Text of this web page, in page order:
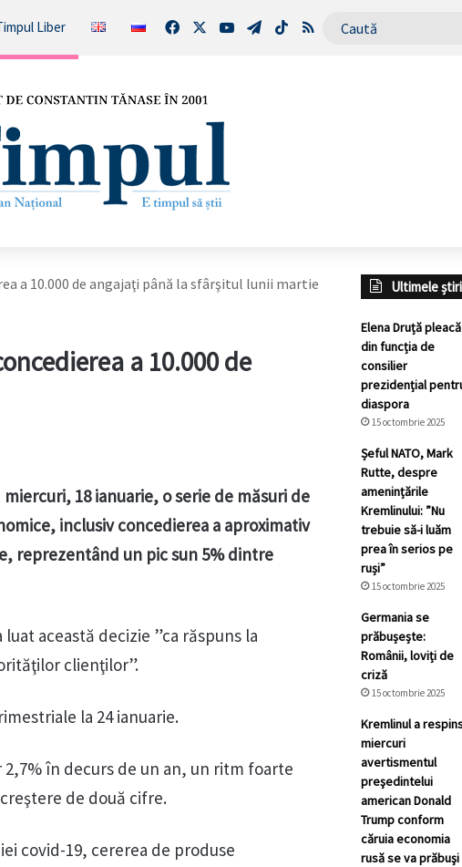
Liber FacebookYouTubeTelegram
TikTokRSS
a 10.000 de angajaţi până la sfârşitul lunii martie
a 10.000 de
18 ianuarie, o serie de măsuri de
inclusiv concedierea a aproximativ
reprezentând un pic sun 5% dintre
această decizie ”ca răspuns la
clienţilor”.
la 24 ianuarie.
2,7% în decurs de un an, un ritm foarte
de două cifre.
covid-19, cererea de produse
Ultimele știri
Elena Druță pleacă
din funcția de
consilier
prezidențial
diaspora
15 octombrie 2025
Șeful NATO, Mark
Rutte, despre
amenințările
Kremlinului: ”Nu
trebuie să-i luăm
prea în serios pe
ruși”
15 octombrie 2025
Germania se
prăbușește:
Românii, loviți de
criză
15 octombrie 2025
Kremlinul a
miercuri
avertismentul
preşedintelui
american Donald
Trump conform
căruia economia
rusă se va prăbuşi